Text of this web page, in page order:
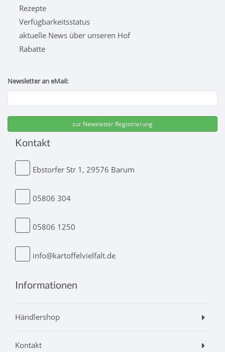
Rezepte
Verfügbarkeitsstatus
aktuelle News über unseren Hof
Rabatte
Newsletter an eMail:
Kontakt
Ebstorfer Str 1, 29576 Barum
05806 304
05806 1250
info@kartoffelvielfalt.de
Informationen
Händlershop
Kontakt